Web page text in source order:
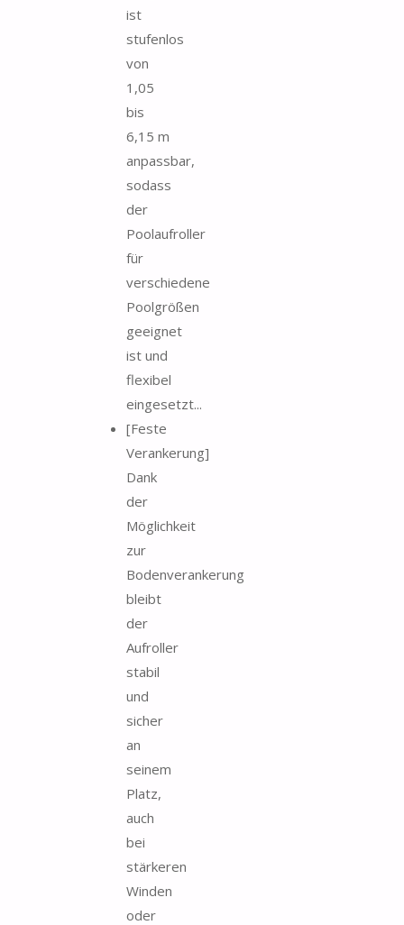
ist
stufenlos
von
1,05
bis
6,15 m
anpassbar,
sodass
der
Poolaufroller
für
verschiedene
Poolgrößen
geeignet
ist und
flexibel
eingesetzt...
[Feste
Verankerung]
Dank
der
Möglichkeit
zur
Bodenverankerung
bleibt
der
Aufroller
stabil
und
sicher
an
seinem
Platz,
auch
bei
stärkeren
Winden
oder